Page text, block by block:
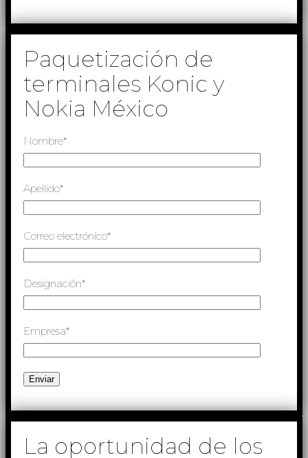
Paquetización de
terminales Konic y
Nokia México
Nombre*
Apellido*
Correo electrónico*
Designación*
Empresa*
La oportunidad de los